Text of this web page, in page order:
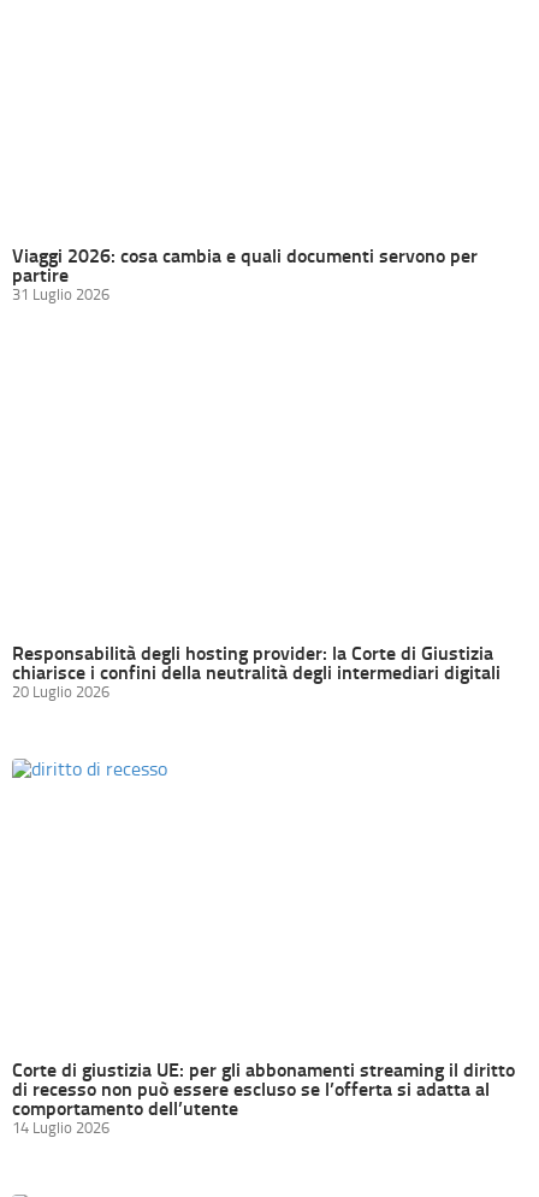
Viaggi 2026: cosa cambia e quali documenti servono per
partire
31 Luglio 2026
Responsabilità degli hosting provider: la Corte di Giustizia
chiarisce i confini della neutralità degli intermediari digitali
20 Luglio 2026
Corte di giustizia UE: per gli abbonamenti streaming il diritto
di recesso non può essere escluso se l’offerta si adatta al
comportamento dell’utente
14 Luglio 2026